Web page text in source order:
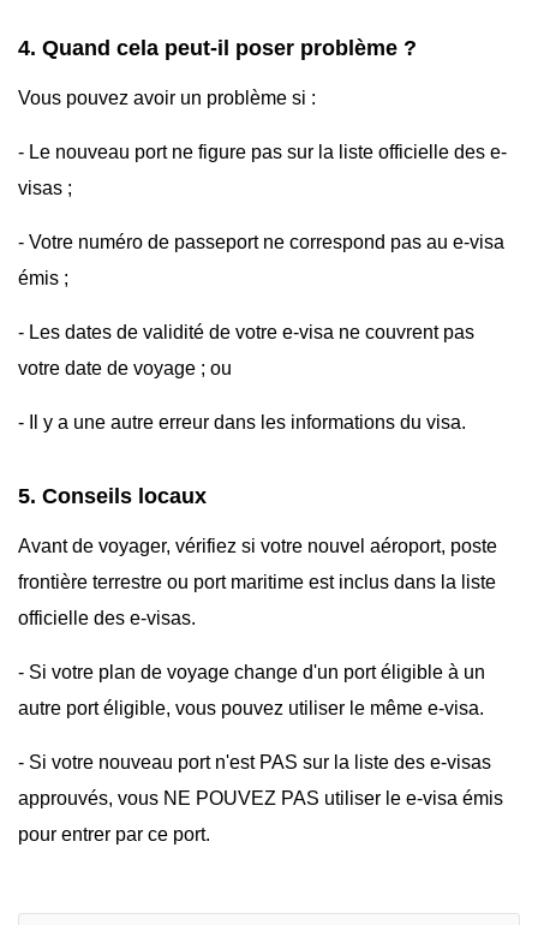
4. Quand cela peut-il poser problème ?
Vous pouvez avoir un problème si :
- Le nouveau port ne figure pas sur la liste officielle des e-
visas ;
- Votre numéro de passeport ne correspond pas au e-visa
émis ;
- Les dates de validité de votre e-visa ne couvrent pas
votre date de voyage ; ou
- Il y a une autre erreur dans les informations du visa.
5. Conseils locaux
Avant de voyager, vérifiez si votre nouvel aéroport, poste
frontière terrestre ou port maritime est inclus dans la liste
officielle des e-visas.
- Si votre plan de voyage change d'un port éligible à un
autre port éligible, vous pouvez utiliser le même e-visa.
- Si votre nouveau port n'est PAS sur la liste des e-visas
approuvés, vous NE POUVEZ PAS utiliser le e-visa émis
pour entrer par ce port.